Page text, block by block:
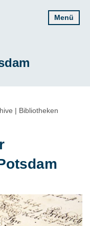
Menü
| Bibliotheken